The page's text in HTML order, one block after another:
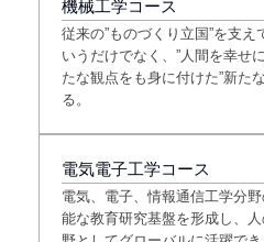
機械工学コース
従来の”ものづくり立国”を支え
いうだけでなく、”人間を幸せ
たな観点をも身に付けた”新た
る。
電気電子工学コース
電気、電子、情報通信工学分
能な教育研究基盤を形成し、